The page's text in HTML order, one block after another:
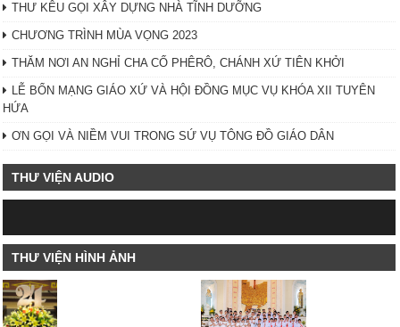
THƯ KÊU GỌI XÂY DỰNG NHÀ TĨNH DƯỠNG
CHƯƠNG TRÌNH MÙA VỌNG 2023
THĂM NƠI AN NGHỈ CHA CỐ PHÊRÔ, CHÁNH XỨ TIÊN KHỞI
LỄ BỔN MẠNG GIÁO XỨ VÀ HỘI ĐỒNG MỤC VỤ KHÓA XII TUYÊN
HỨA
ƠN GỌI VÀ NIỀM VUI TRONG SỨ VỤ TÔNG ĐỒ GIÁO DÂN
THƯ VIỆN AUDIO
THƯ VIỆN HÌNH ẢNH